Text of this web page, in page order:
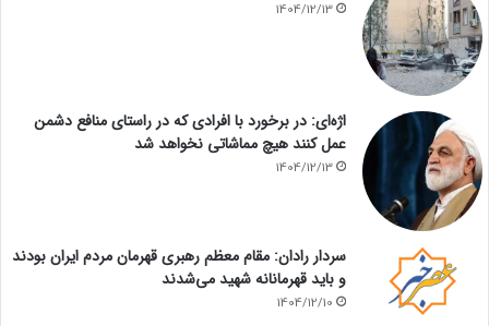
1404/12/13
اژه‌ای: در برخورد با افرادی که در راستای منافع دشمن
عمل کنند هیچ مماشاتی نخواهد شد
1404/12/13
سردار رادان: مقام معظم رهبری قهرمان مردم ایران بودند
و باید قهرمانانه شهید می‌شدند
1404/12/10